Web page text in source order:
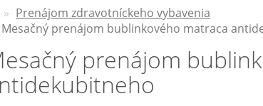
Prenájom zdravotníckeho vybavenia
Mesačný prenájom bublinkového matraca
prenájom